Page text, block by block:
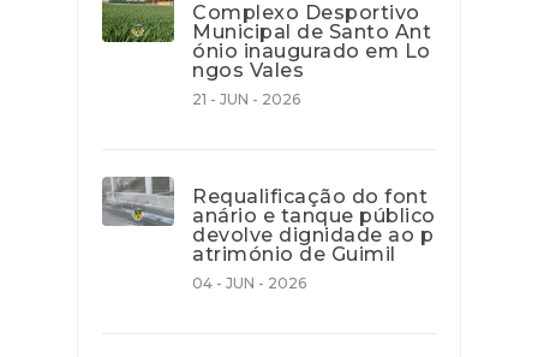
Complexo Desportivo
Municipal de Santo Ant
ónio inaugurado em Lo
ngos Vales
21 - JUN - 2026
Requalificação do font
anário e tanque público
devolve dignidade ao p
atrimónio de Guimil
04 - JUN - 2026